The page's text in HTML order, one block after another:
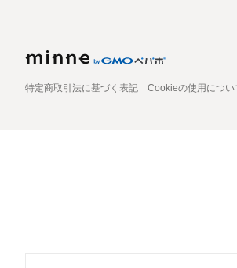
特定商取引法に基づく表記 Cookieの使用につい